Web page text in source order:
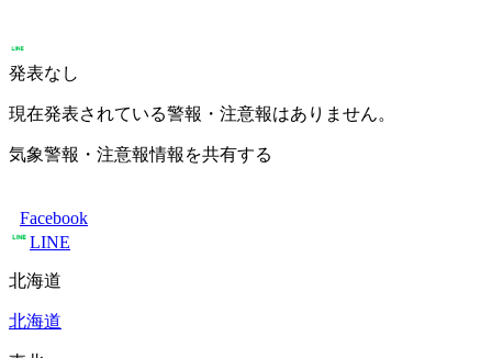
発表なし
現在発表されている警報・注意報はありません。
気象警報・注意報情報を共有する
Facebook
LINE
北海道
北海道